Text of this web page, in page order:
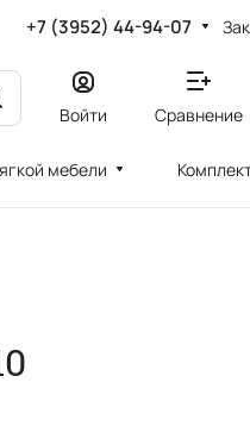
+7 (3952) 44-94-07
Войти Сравнение
мебели